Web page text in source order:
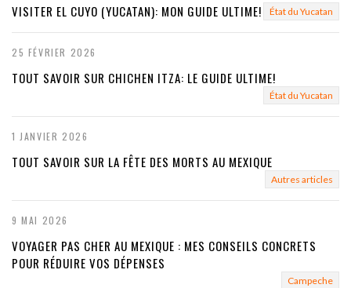
o
VISITER EL CUYO (YUCATAN): MON GUIDE ULTIME! État du Yucatan
25 FÉVRIER 2026
TOUT SAVOIR SUR CHICHEN ITZA: LE GUIDE ULTIME!
État du Yucatan
1 JANVIER 2026
TOUT SAVOIR SUR LA FÊTE DES MORTS AU MEXIQUE
Autres articles
9 MAI 2026
VOYAGER PAS CHER AU MEXIQUE : MES CONSEILS CONCRETS
POUR RÉDUIRE VOS DÉPENSES
Campeche